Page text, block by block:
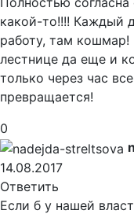
какой-то!!!! Каждый
работу, там
лестнице да еще и
только через час
превращается!
0
14.08.2017
Ответить
Если б у нашей